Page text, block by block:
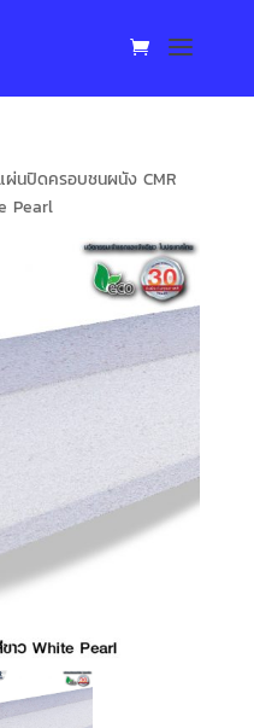
นปิดครอบชนผนัง CMR
Pearl